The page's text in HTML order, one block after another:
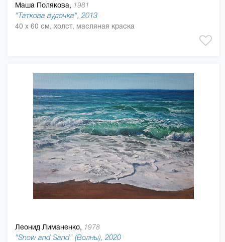
Маша Полякова, 1981
"Таткова вудочка", 2013
40 x 60 см, холст, масляная краска
Леонид Лиманенко, 1978
"Snow and Sand" (Волны), 2020